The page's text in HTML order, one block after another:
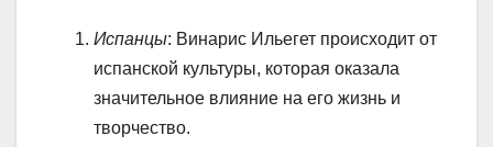
Испанцы: Винарис Ильегет происходит от
испанской культуры, которая оказала
значительное влияние на его жизнь и
творчество.